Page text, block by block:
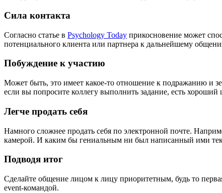
Сила контакта
Согласно статье в Psychology Today прикосновение может
потенциального клиента или партнера к дальнейшему
Побуждение к участию
Может быть, это имеет какое-то отношение к подражанию и
если вы попросите коллегу выполнить задание, есть
Легче продать себя
Намного сложнее продать себя по электронной почте.
камерой. И каким бы гениальным ни был написанный ими
Подводя итог
Сделайте общение лицом к лицу приоритетным, будь то
event-командой.